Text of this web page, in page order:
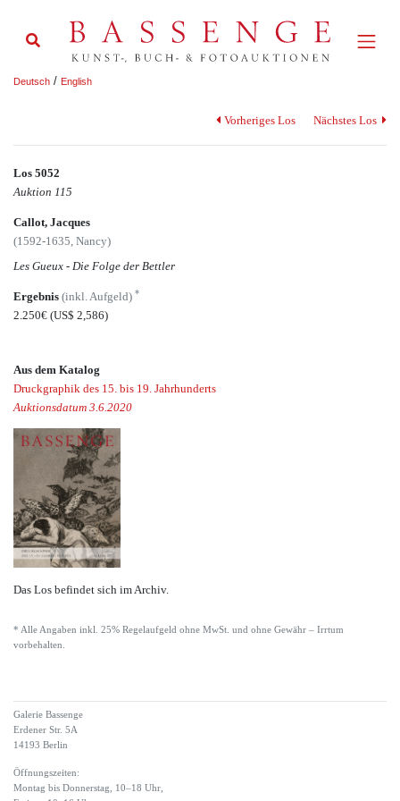
Deutsch / English
Vorheriges Los Nächstes Los
Los 5052
Auktion 115
Callot, Jacques
(1592-1635, Nancy)
Les Gueux - Die Folge der Bettler
Ergebnis (inkl. Aufgeld) *
2.250€ (US$ 2,586)
Aus dem Katalog
Druckgraphik des 15. bis 19. Jahrhunderts
Auktionsdatum 3.6.2020
Das Los befindet sich im Archiv.
* Alle Angaben inkl. 25% Regelaufgeld ohne MwSt. und ohne Gewähr – Irrtum
vorbehalten.
Galerie Bassenge
Erdener Str. 5A
14193 Berlin
Öffnungszeiten:
Montag bis Donnerstag, 10–18 Uhr,